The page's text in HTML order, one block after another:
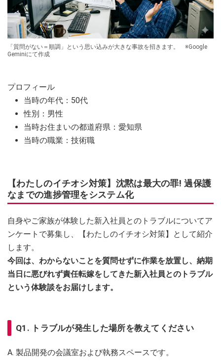
「質問がない＝順調」という思い込みが大きな事故を招きます。 ※Google
Geminiにて作成
プロフィール
当時の年代：50代
性別：男性
当時お住まいの都道府県：愛知県
当時の職業：技術職
【わたしのイチオシ対策】沈黙は最大の罪! 過保護
なまでの進捗管理をシステム化
自身やご家族が体験した新入社員とのトラブルについてア
ンケートで募集し、【わたしのイチオシ対策】として紹介
します。
今回は、わからないことを質問せずに作業を放置し、納期
当日に悪びれず責任転嫁をしてきた新入社員とのトラブル
という体験談をお届けします。
Q1. トラブルが発生した場所を教えてください
A. 製品開発の会議室および執務スペースです。